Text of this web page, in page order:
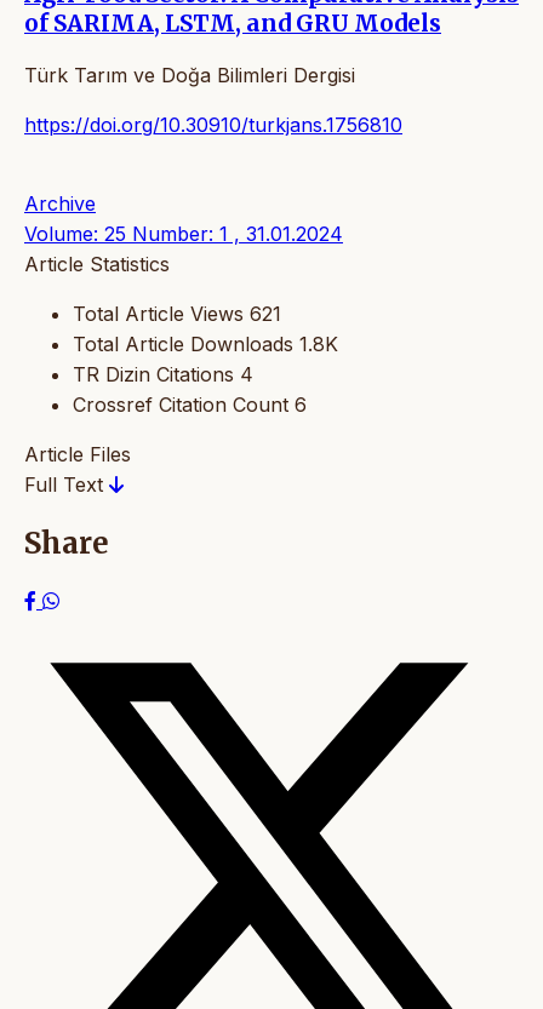
of SARIMA, LSTM, and GRU Models
Türk Tarım ve Doğa Bilimleri Dergisi
https://doi.org/10.30910/turkjans.1756810
Archive
Volume: 25 Number: 1 , 31.01.2024
Article Statistics
Total Article Views 621
Total Article Downloads 1.8K
TR Dizin Citations 4
Crossref Citation Count 6
Article Files
Full Text
Share